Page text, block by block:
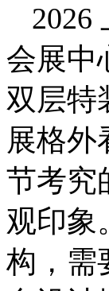
2026
会展中
双层特
展格外
节考究
观印象
构，需